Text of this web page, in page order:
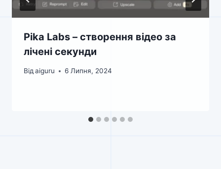
Pika Labs – створення відео за
лічені секунди
Від aiguru 6 Липня, 2024